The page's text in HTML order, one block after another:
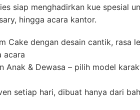
siap menghadirkan kue spesial
hingga acara kantor.
Cake dengan desain cantik, rasa
acara
Anak & Dewasa – pilih model
setiap hari, dibuat hanya dari